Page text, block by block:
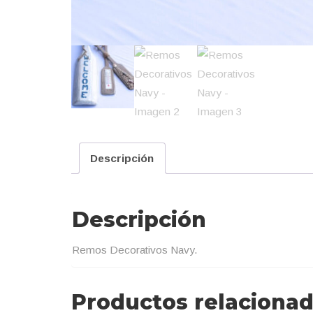
Descripción
Descripción
Remos Decorativos Navy.
Productos